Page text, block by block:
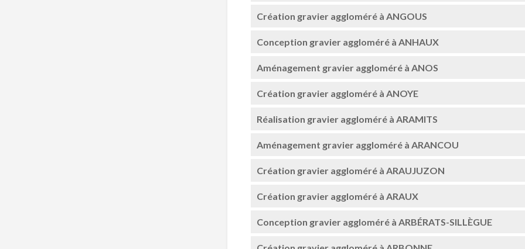
Création gravier aggloméré à ANGOUS
Conception gravier aggloméré à ANHAUX
Aménagement gravier aggloméré à ANOS
Création gravier aggloméré à ANOYE
Réalisation gravier aggloméré à ARAMITS
Aménagement gravier aggloméré à ARANCOU
Création gravier aggloméré à ARAUJUZON
Création gravier aggloméré à ARAUX
Conception gravier aggloméré à ARBÉRATS-SILLÈGUE